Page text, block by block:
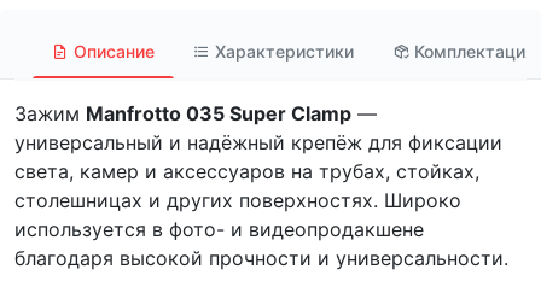
Описание Характеристики Комплектация
Зажим Manfrotto 035 Super Clamp —
универсальный и надёжный крепёж для фиксации
света, камер и аксессуаров на трубах, стойках,
столешницах и других поверхностях. Широко
используется в фото- и видеопродакшене
благодаря высокой прочности и универсальности.